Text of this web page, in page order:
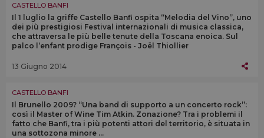
CASTELLO BANFI
Il 1 luglio la griffe Castello Banfi ospita “Melodia del Vino”, uno
dei più prestigiosi Festival internazionali di musica classica,
che attraversa le più belle tenute della Toscana enoica. Sul
palco l’enfant prodige François - Joël Thiollier
13 Giugno 2014
CASTELLO BANFI
Il Brunello 2009? “Una band di supporto a un concerto rock”:
così il Master of Wine Tim Atkin. Zonazione? Tra i problemi il
fatto che Banfi, tra i più potenti attori del territorio, è situata in
una sottozona minore ...